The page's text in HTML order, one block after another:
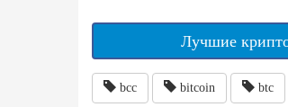
Лучшие
bcc bitcoin btc